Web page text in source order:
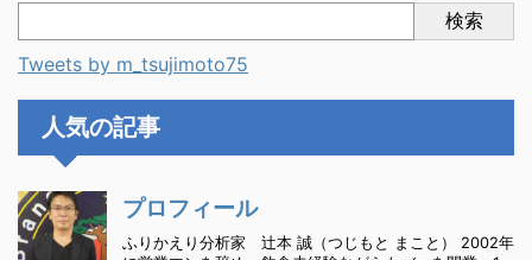
検索
Tweets by m_tsujimoto75
人気の記事